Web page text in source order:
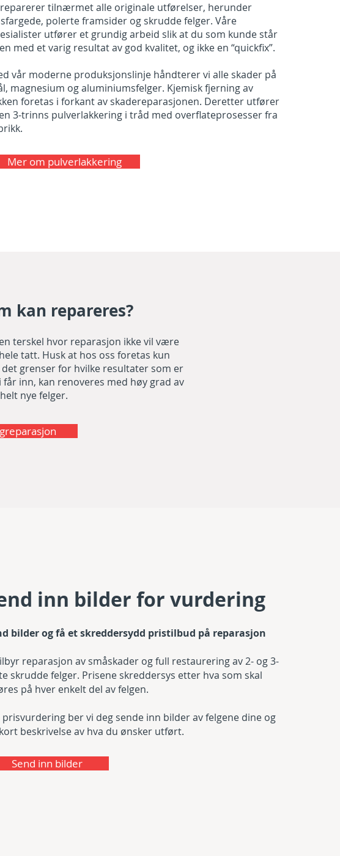
tilnærmet alle originale utførelser, herunder
polerte framsider og skrudde felger. Våre
utfører et grundig arbeid slik at du som kunde står
med et varig resultat av god kvalitet, og ikke en “quickfix”.
vår moderne produksjonslinje håndterer vi alle skader på
magnesium og aluminiumsfelger. Kjemisk fjerning av
foretas i forkant av skadereparasjonen. Deretter utfører
3-trinns pulverlakkering i tråd med overflateprosesser fra
Mer om pulverlakkering
kan repareres?
terskel hvor reparasjon ikke vil være
tatt. Husk at hos oss foretas kun
grenser for hvilke resultater som er
inn, kan renoveres med høy grad av
nye felger.
inn bilder for vurdering
bilder og få et skreddersydd pristilbud på reparasjon
reparasjon av småskader og full restaurering av 2- og 3-
skrudde felger. Prisene skreddersys etter hva som skal
på hver enkelt del av felgen.
prisvurdering ber vi deg sende inn bilder av felgene dine og
beskrivelse av hva du ønsker utført.
Send inn bilder